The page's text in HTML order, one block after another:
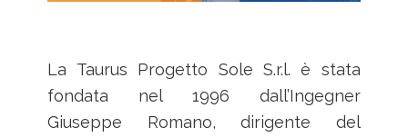
La Taurus Progetto Sole S.r.l. è stata
fondata nel 1996 dall’Ingegner
Giuseppe Romano, dirigente del